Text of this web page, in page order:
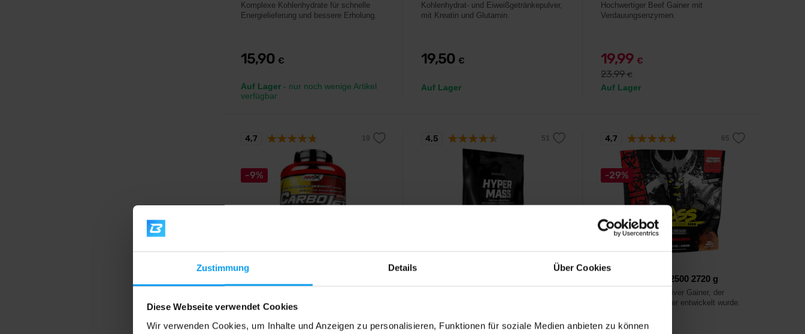
Zustimmung Details Über Cookies
Diese Webseite verwendet Cookies
Wir verwenden Cookies, um Inhalte und Anzeigen zu personalisieren, Funktionen für soziale Medien anbieten zu können
Komplexe Kohlenhydrate für schnelle
Energielieferung und bessere Erholung.
15,90 €
Auf Lager - nur noch wenige Artikel
verfügbar
Kohlenhydrat- und Eiweißgetränkepulver,
mit Kreatin und Glutamin.
19,50 €
Auf Lager
Hochwertiger Beef Gainer mit
Verdauungsenzymen.
19,99 €
23,99€
Auf Lager
-9%
Amix
Kohlenhydrat- und Eiweißverhältnis.
4,7 4,5
-29%
Mutant
Mass XXXtreme 2500 2720 g
Neuer, extrem effektiver Gainer, der
speziell für Hardgainer entwickelt wurde.
4,7